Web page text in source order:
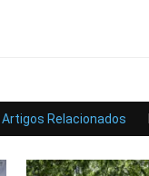
Artigos Relacionados